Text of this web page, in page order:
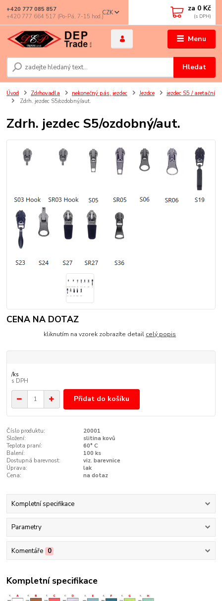
Menu
CZK
Hledat
+420 777 085 857
+420 777 664 517 (Po-Pá, 7-15 hod.)
za 0 Kč
Úvod Zdrhovadla nekonečný pás, jezdec Jezdce
jezdec S5 / aretační
Zdrh. jezdec S5/ozdobný/aut.
Zdrh. jezdec S5/ozdobný/aut.
CENA NA DOTAZ
kliknutím na vzorek zobrazíte detail celý popis
/ks
Přidat do košíku
Číslo produktu:
20001
Složení:
slitina kovů
Teplota praní:
60° C
Balení:
100 ks
Dostupná barevnost:
viz. barevnice
Úprava:
lak
Cena:
na dotaz
Kompletní specifikace
Parametry
Komentáře 0
Kompletní specifikace